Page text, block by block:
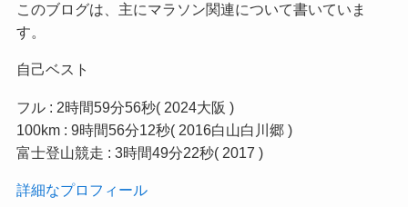
このブログは、主にマラソン関連について書いていま
す。
自己ベスト
フル : 2時間59分56秒( 2024大阪 )
100km : 9時間56分12秒( 2016白山白川郷 )
富士登山競走 : 3時間49分22秒( 2017 )
詳細なプロフィール